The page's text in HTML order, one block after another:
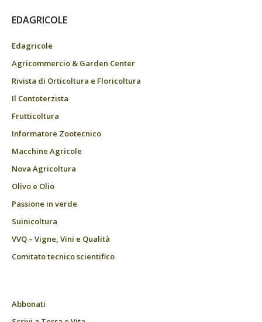
EDAGRICOLE
Edagricole
Agricommercio & Garden Center
Rivista di Orticoltura e Floricoltura
Il Contoterzista
Frutticoltura
Informatore Zootecnico
Macchine Agricole
Nova Agricoltura
Olivo e Olio
Passione in verde
Suinicoltura
VVQ – Vigne, Vini e Qualità
Comitato tecnico scientifico
Abbonati